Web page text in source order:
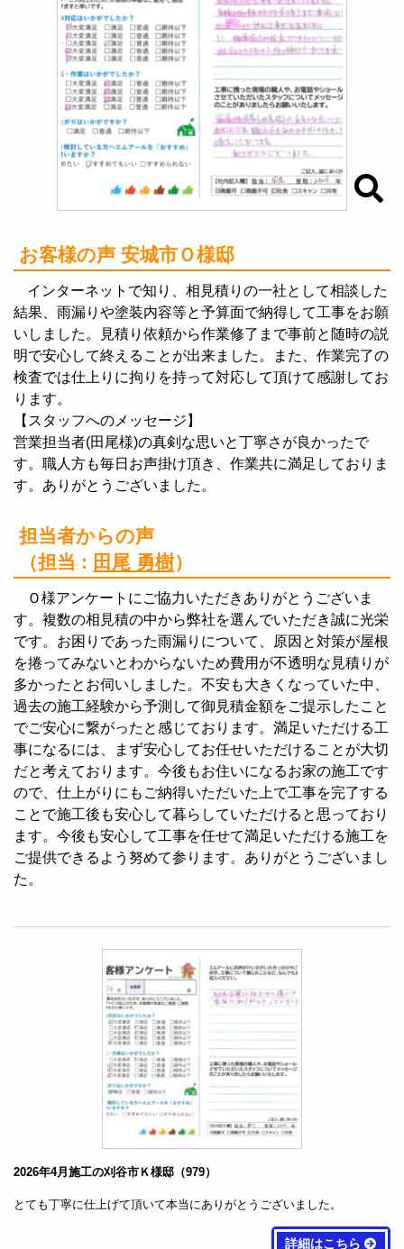
お客様の声 安城市Ｏ様邸
インターネットで知り、相見積りの一社として相談した
結果、雨漏りや塗装内容等と予算面で納得して工事をお願
いしました。見積り依頼から作業修了まで事前と随時の説
明で安心して終えることが出来ました。また、作業完了の
検査では仕上りに拘りを持って対応して頂けて感謝してお
ります。
【スタッフへのメッセージ】
営業担当者(田尾様)の真剣な思いと丁寧さが良かったで
す。職人方も毎日お声掛け頂き、作業共に満足しておりま
す。ありがとうございました。
担当者からの声
（担当 : 田尾 勇樹）
Ｏ様アンケートにご協力いただきありがとうございま
す。複数の相見積の中から弊社を選んでいただき誠に光栄
です。お困りであった雨漏りについて、原因と対策が屋根
を捲ってみないとわからないため費用が不透明な見積りが
多かったとお伺いしました。不安も大きくなっていた中、
過去の施工経験から予測して御見積金額をご提示したこと
でご安心に繋がったと感じております。満足いただける工
事になるには、まず安心してお任せいただけることが大切
だと考えております。今後もお住いになるお家の施工です
ので、仕上がりにもご納得いただいた上で工事を完了する
ことで施工後も安心して暮らしていただけると思っており
ます。今後も安心して工事を任せて満足いただける施工を
ご提供できるよう努めて参ります。ありがとうございまし
た。
2026年4月施工の刈谷市Ｋ様邸（979）
とても丁寧に仕上げて頂いて本当にありがとうございました。
詳細はこちら